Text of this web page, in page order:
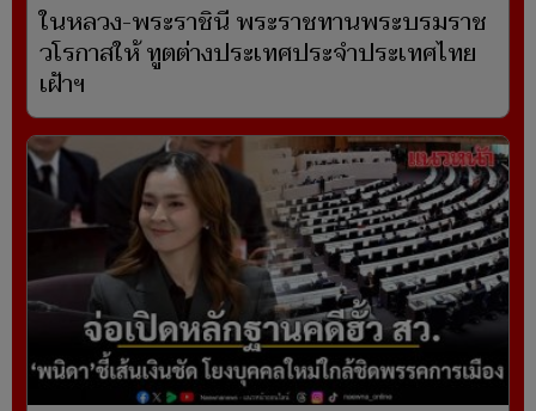
ในหลวง-พระราชินี พระราชทานพระบรมราช
วโรกาสให้ ทูตต่างประเทศประจำประเทศไทย
เฝ้าฯ